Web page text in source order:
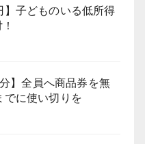
】子どものいる低所得
】全員へ商品券を無
でに使い切りを